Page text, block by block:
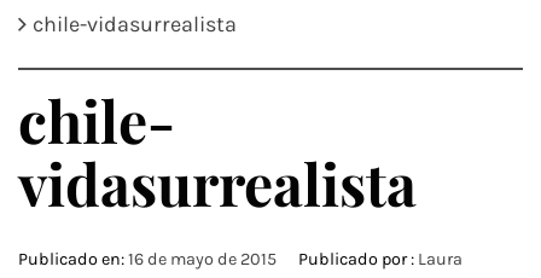
chile-vidasurrealista
chile-
vidasurrealista
Publicado en:16 de mayo de 2015 Publicado por : Laura